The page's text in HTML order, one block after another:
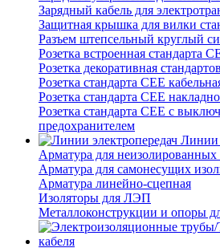
Зарядный кабель для
Защитная крышка для вилки
Разъем штепсельный круглый
Розетка встроенная стандарта
Розетка декоративная
Розетка стандарта СЕЕ
Розетка стандарта СЕЕ
Розетка стандарта СЕЕ с
предохранителем
Линии
Арматура для неизолированных
Арматура для самонесущих
Арматура линейно-сцепная
Изоляторы для ЛЭП
Металлоконструкции и опоры